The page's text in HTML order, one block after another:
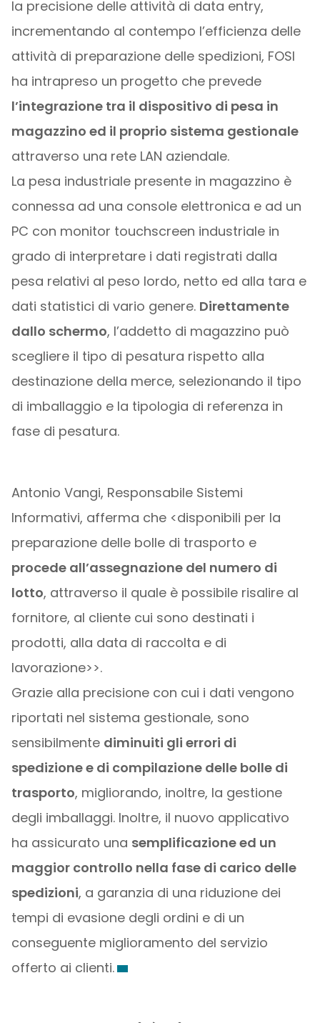
la precisione delle attività di data entry,
incrementando al contempo l’efficienza delle
attività di preparazione delle spedizioni, FOSI
ha intrapreso un progetto che prevede
l’integrazione tra il dispositivo di pesa in
magazzino ed il proprio sistema gestionale
attraverso una rete LAN aziendale.
La pesa industriale presente in magazzino è
connessa ad una console elettronica e ad un
PC con monitor touchscreen industriale in
grado di interpretare i dati registrati dalla
pesa relativi al peso lordo, netto ed alla tara e
dati statistici di vario genere. Direttamente
dallo schermo, l’addetto di magazzino può
scegliere il tipo di pesatura rispetto alla
destinazione della merce, selezionando il tipo
di imballaggio e la tipologia di referenza in
fase di pesatura.
Antonio Vangi, Responsabile Sistemi
Informativi, afferma che <disponibili per la
preparazione delle bolle di trasporto e
procede all’assegnazione del numero di
lotto, attraverso il quale è possibile risalire al
fornitore, al cliente cui sono destinati i
prodotti, alla data di raccolta e di
lavorazione>>.
Grazie alla precisione con cui i dati vengono
riportati nel sistema gestionale, sono
sensibilmente diminuiti gli errori di
spedizione e di compilazione delle bolle di
trasporto, migliorando, inoltre, la gestione
degli imballaggi. Inoltre, il nuovo applicativo
ha assicurato una semplificazione ed un
maggior controllo nella fase di carico delle
spedizioni, a garanzia di una riduzione dei
tempi di evasione degli ordini e di un
conseguente miglioramento del servizio
offerto ai clienti.